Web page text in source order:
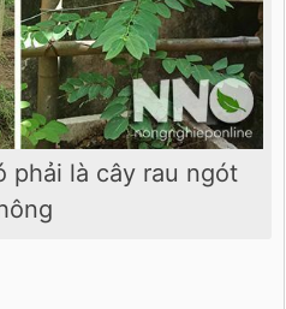
phải là cây rau ngót